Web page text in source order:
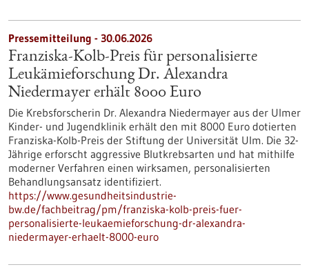
Pressemitteilung - 30.06.2026
Franziska-Kolb-Preis für personalisierte
Leukämieforschung Dr. Alexandra
Niedermayer erhält 8000 Euro
Die Krebsforscherin Dr. Alexandra Niedermayer aus der Ulmer
Kinder- und Jugendklinik erhält den mit 8000 Euro dotierten
Franziska-Kolb-Preis der Stiftung der Universität Ulm. Die 32-
Jährige erforscht aggressive Blutkrebsarten und hat mithilfe
moderner Verfahren einen wirksamen, personalisierten
Behandlungsansatz identifiziert.
https://www.gesundheitsindustrie-
bw.de/fachbeitrag/pm/franziska-kolb-preis-fuer-
personalisierte-leukaemieforschung-dr-alexandra-
niedermayer-erhaelt-8000-euro